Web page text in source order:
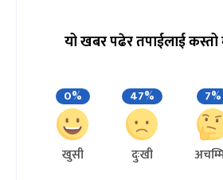
यो खबर पढेर तपाईलाई
0%
खुसी
47%
दुःखी
7%